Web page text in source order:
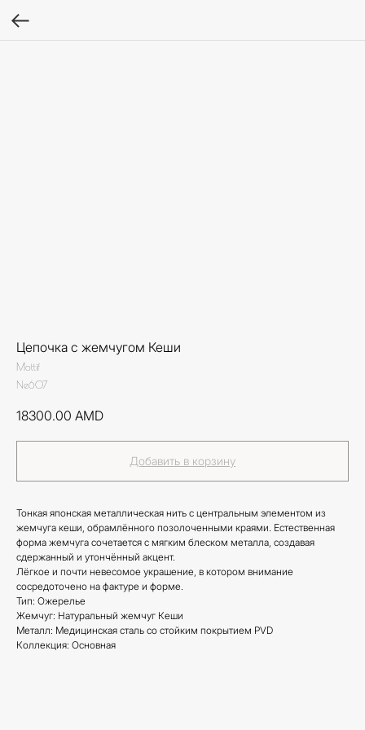
Цепочка с жемчугом Кеши
Mottif
Ne607
18300.00 AMD
Добавить в корзину
Тонкая японская металлическая нить с центральным элементом из
жемчуга кеши, обрамлённого позолоченными краями. Естественная
форма жемчуга сочетается с мягким блеском металла, создавая
сдержанный и утончённый акцент.
Лёгкое и почти невесомое украшение, в котором внимание
сосредоточено на фактуре и форме.
Тип: Ожерелье
Жемчуг: Натуральный жемчуг Кеши
Металл: Медицинская сталь со стойким покрытием PVD
Коллекция: Основная